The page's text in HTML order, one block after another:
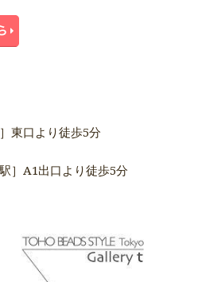
東口より徒歩5分
］A1出口より徒歩5分